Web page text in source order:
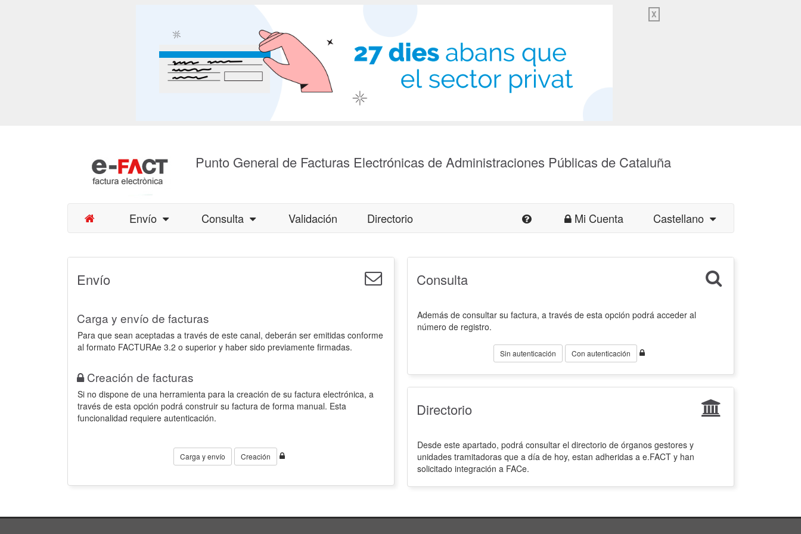
X
Punto General de Facturas Electrónicas de Administraciones Públicas de Cataluña
Envío Consulta Validación Directorio Mi Cuenta Castellano
Envío
Carga y envío de facturas
Para que sean aceptadas a través de este canal, deberán ser emitidas conforme
al formato FACTURAe 3.2 o superior y haber sido previamente firmadas.
Creación de facturas
Si no dispone de una herramienta para la creación de su factura electrónica, a
través de esta opción podrá construir su factura de forma manual. Esta
funcionalidad requiere autenticación.
Carga y envío Creación
Consulta
Además de consultar su factura, a través de esta opción podrá acceder al
número de registro.
Sin autenticación Con autenticación
Directorio
Desde este apartado, podrá consultar el directorio de órganos gestores y
unidades tramitadoras que a día de hoy, estan adheridas a e.FACT y han
solicitado integración a FACe.